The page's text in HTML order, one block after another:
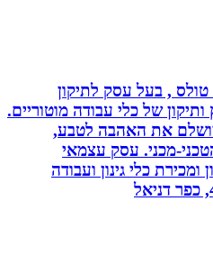
, בעל עסק לתיקון
של כלי עבודה מוטוריים.
את האהבה לטבע,
מכני. עסק עצמאי
כלי גינון ועבודה